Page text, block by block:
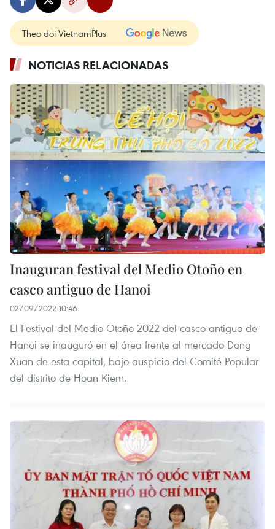
Theo dõi VietnamPlus
NOTICIAS RELACIONADAS
Inauguran festival del Medio Otoño en
casco antiguo de Hanoi
02/09/2022 10:46
El Festival del Medio Otoño 2022 del casco antiguo de
Hanoi se inauguró en el área frente al mercado Dong
Xuan de esta capital, bajo auspicio del Comité Popular
del distrito de Hoan Kiem.